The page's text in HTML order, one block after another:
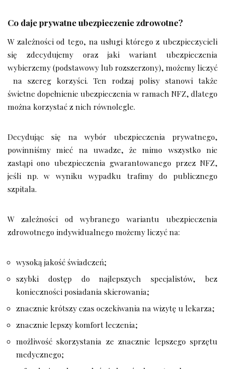
Co daje prywatne ubezpieczenie zdrowotne?
W zależności od tego, na usługi którego z ubezpieczycieli
się zdecydujemy oraz jaki wariant ubezpieczenia
wybierzemy (podstawowy lub rozszerzony), możemy liczyć
na szereg korzyści. Ten rodzaj polisy stanowi także
świetne dopełnienie ubezpieczenia w ramach NFZ, dlatego
można korzystać z nich równolegle.
Decydując się na wybór ubezpieczenia prywatnego,
powinniśmy mieć na uwadze, że mimo wszystko nie
zastąpi ono ubezpieczenia gwarantowanego przez NFZ,
jeśli np. w wyniku wypadku trafimy do publicznego
szpitala.
W zależności od wybranego wariantu ubezpieczenia
zdrowotnego indywidualnego możemy liczyć na:
wysoką jakość świadczeń;
szybki dostęp do najlepszych specjalistów, bez
konieczności posiadania skierowania;
znacznie krótszy czas oczekiwania na wizytę u lekarza;
znacznie lepszy komfort leczenia;
możliwość skorzystania ze znacznie lepszego sprzętu
medycznego;